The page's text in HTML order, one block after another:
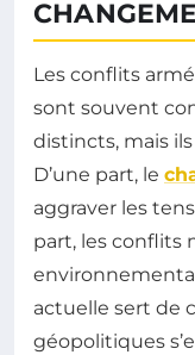
Les conflits
sont souvent
distincts, mais
D’une part, le
aggraver les
part, les conflits
actuelle sert de
géopolitiques